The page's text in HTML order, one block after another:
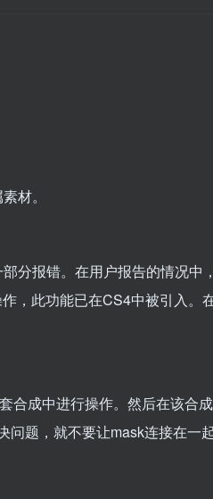
材。
分报错。在用户报告的情况中
，此功能已在CS4中被引入。
合成中进行操作。然后在该合
问题，就不要让mask连接在一